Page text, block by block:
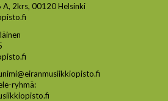
2krs, 00120 Helsinki
ryhmä: